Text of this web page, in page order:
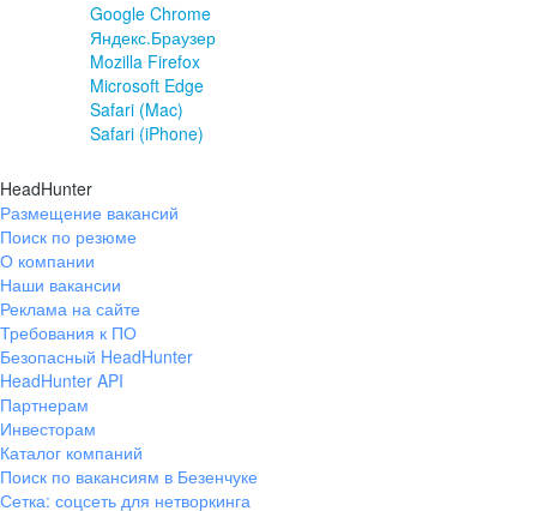
Google Chrome
Яндекс.Браузер
Mozilla Firefox
Microsoft Edge
Safari (Mac)
Safari (iPhone)
HeadHunter
Размещение вакансий
Поиск по резюме
О компании
Наши вакансии
Реклама на сайте
Требования к ПО
Безопасный HeadHunter
HeadHunter API
Партнерам
Инвесторам
Каталог компаний
Поиск по вакансиям в Безенчуке
Сетка: соцсеть для нетворкинга